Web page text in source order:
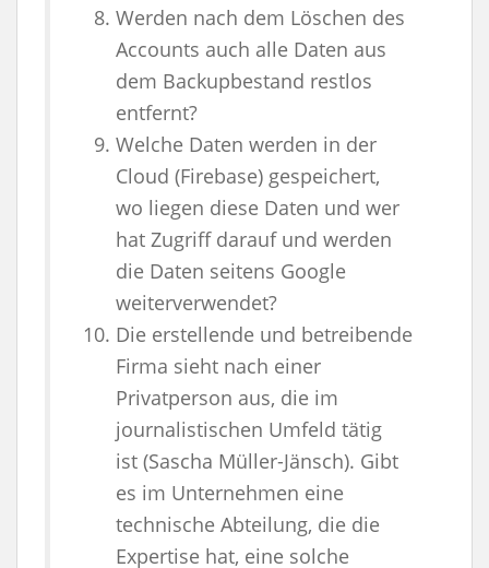
Werden nach dem Löschen des
Accounts auch alle Daten aus
dem Backupbestand restlos
entfernt?
Welche Daten werden in der
Cloud (Firebase) gespeichert,
wo liegen diese Daten und wer
hat Zugriff darauf und werden
die Daten seitens Google
weiterverwendet?
Die erstellende und betreibende
Firma sieht nach einer
Privatperson aus, die im
journalistischen Umfeld tätig
ist (Sascha Müller-Jänsch). Gibt
es im Unternehmen eine
technische Abteilung, die die
Expertise hat, eine solche